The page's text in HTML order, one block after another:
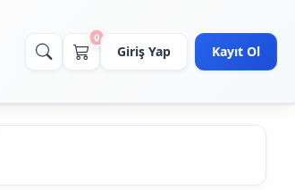
0
Giriş Yap Kayıt Ol